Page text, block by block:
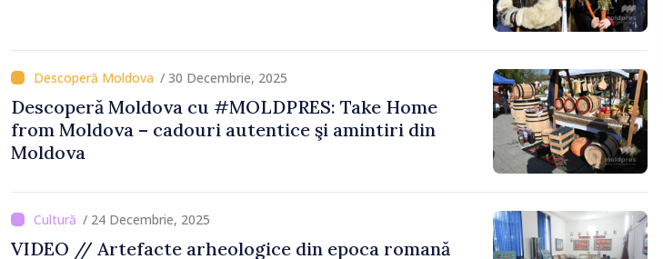
/ 30 Decembrie, 2025
Descoperă Moldova cu #MOLDPRES: Take Home
from Moldova – cadouri autentice şi amintiri din
Moldova
/ 24 Decembrie, 2025
VIDEO // Artefacte arheologice din epoca romană